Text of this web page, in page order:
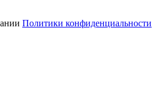
Политики конфиденциальности